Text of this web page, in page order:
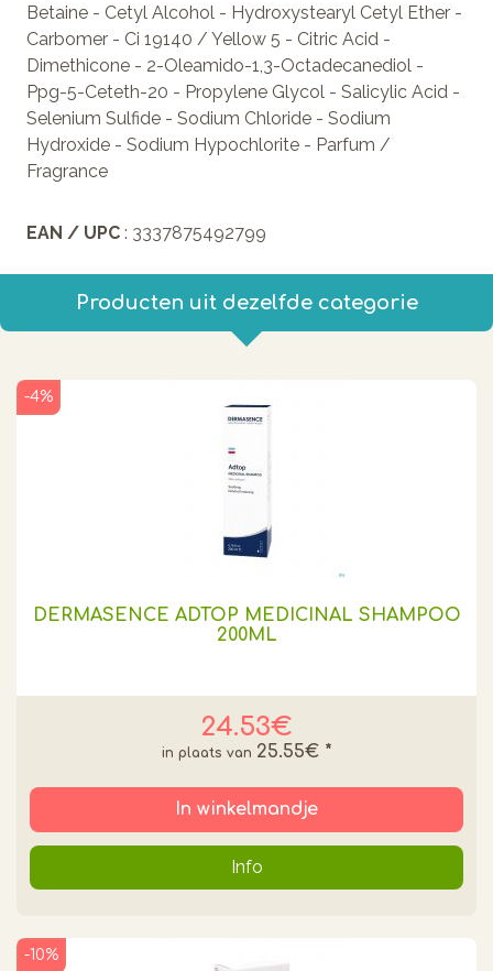
Betaine - Cetyl Alcohol - Hydroxystearyl Cetyl Ether -
Carbomer - Ci 19140 / Yellow 5 - Citric Acid -
Dimethicone - 2-Oleamido-1,3-Octadecanediol -
Ppg-5-Ceteth-20 - Propylene Glycol - Salicylic Acid -
Selenium Sulfide - Sodium Chloride - Sodium
Hydroxide - Sodium Hypochlorite - Parfum /
Fragrance
EAN / UPC : 3337875492799
Producten uit dezelfde categorie
DERMASENCE ADTOP MEDICINAL SHAMPOO
200ML
24.53€
-4%
25.55€ *
In winkelmandje
Info
-10%